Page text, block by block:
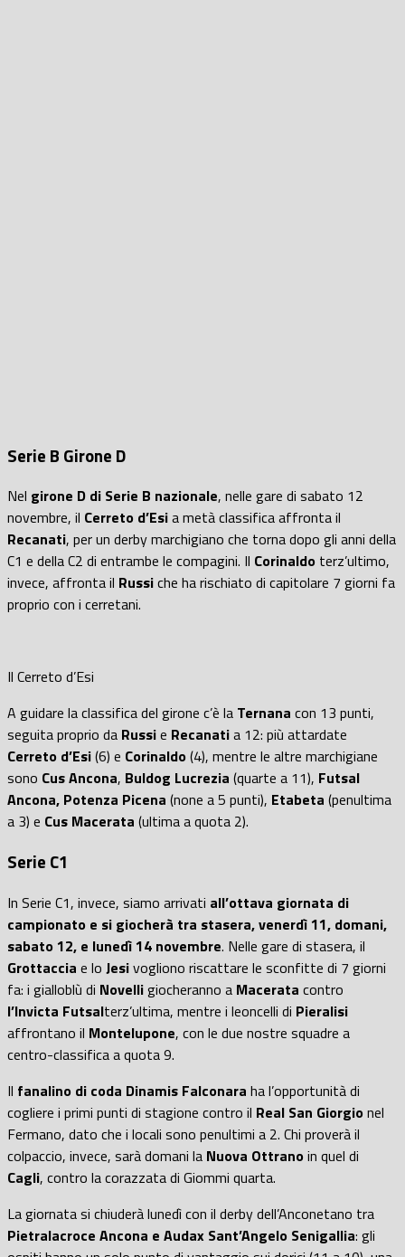
Serie B Girone D
Nel girone D di Serie B nazionale, nelle gare di sabato 12
novembre, il Cerreto d’Esia metà classifica affronta il
Recanati, per un derby marchigiano che torna dopo gli anni della
C1 e della C2 di entrambe le compagini. Il Corinaldo terz’ultimo,
invece, affronta il Russiche ha rischiato di capitolare 7 giorni fa
proprio con i cerretani.
Il Cerreto d’Esi
A guidare la classifica del girone c’è la Ternana con 13 punti,
seguita proprio da Russie Recanatia 12: più attardate
Cerreto d’Esi(6) e Corinaldo(4), mentre le altre marchigiane
sono Cus Ancona, Buldog Lucrezia (quarte a 11), Futsal
Ancona, Potenza Picena (none a 5 punti), Etabeta (penultima
a 3) e Cus Macerata (ultima a quota 2).
Serie C1
In Serie C1, invece, siamo arrivati all’ottava giornata di
campionato e si giocherà tra stasera, venerdì 11, domani,
sabato 12, e lunedì 14 novembre. Nelle gare di stasera, il
Grottaccia e lo Jesivogliono riscattare le sconfitte di 7 giorni
fa: i gialloblù di Novelligiocheranno a Macerata contro
l’Invicta Futsalterz’ultima, mentre i leoncelli di Pieralisi
affrontano il Montelupone, con le due nostre squadre a
centro-classifica a quota 9.
Il fanalino di coda Dinamis Falconara ha l’opportunità di
cogliere i primi punti di stagione contro il Real San Giorgionel
Fermano, dato che i locali sono penultimi a 2. Chi proverà il
colpaccio, invece, sarà domani la Nuova Ottranoin quel di
Cagli, contro la corazzata di Giommi quarta.
La giornata si chiuderà lunedì con il derby dell’Anconetano tra
Pietralacroce Ancona e Audax Sant’Angelo Senigallia: gli